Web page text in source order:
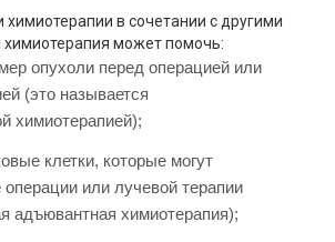
химиотерапии в сочетании с другими
может помочь:
опухоли перед операцией или
(это называется
химиотерапией);
клетки, которые могут
операции или лучевой терапии
адъювантная химиотерапия);